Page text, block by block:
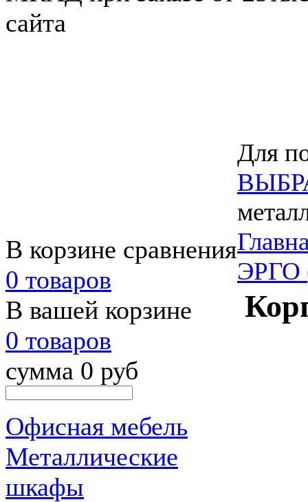
сайта
В корзине сравнения
0 товаров
В вашей корзине
0 товаров
сумма 0 руб
Офисная мебель
Металлические
шкафы
Для
ЭРГО